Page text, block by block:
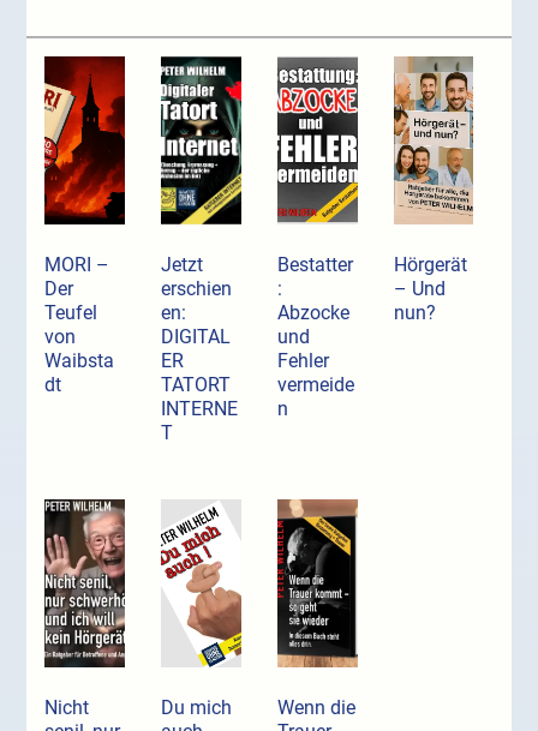
MORI –
Der
Teufel
von
Waibsta
dt
Jetzt
erschien
en:
DIGITAL
ER
TATORT
INTERNE
T
Bestatter
:
Abzocke
und
Fehler
vermeide
n
Hörgerät
– Und
nun?
Nicht
Du mich
Wenn die